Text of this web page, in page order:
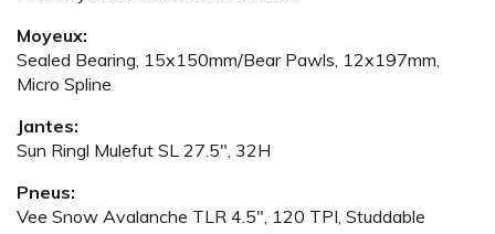
Moyeux:
Sealed Bearing, 15x150mm/Bear Pawls, 12x197mm,
Micro Spline
Jantes:
Sun Ringl Mulefut SL 27.5", 32H
Pneus:
Vee Snow Avalanche TLR 4.5", 120 TPI, Studdable